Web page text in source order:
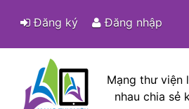
Đăng ký Đăng nhập
Mạng thư viện
nhau chia sẻ